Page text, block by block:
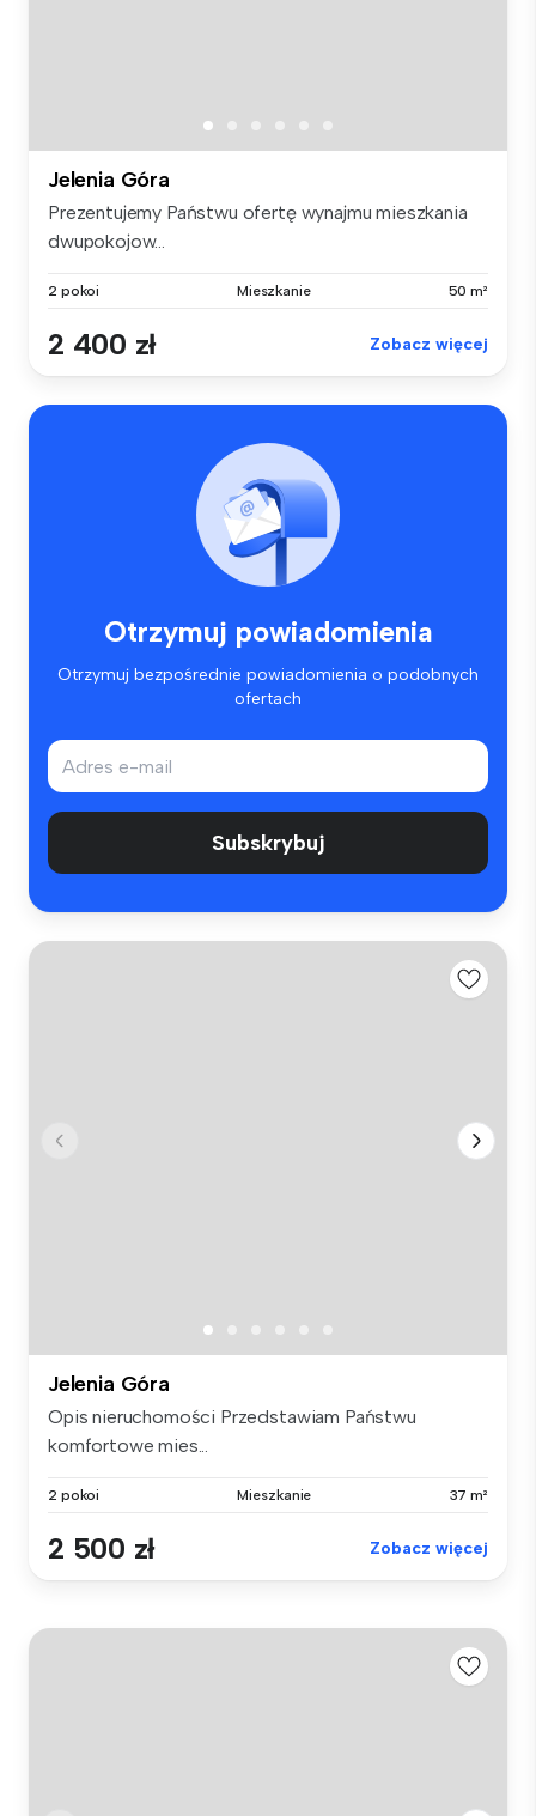
Jelenia Góra
Prezentujemy Państwu ofertę wynajmu mieszkania
dwupokojow...
2 pokoi Mieszkanie 50 m²
2 400 zł Zobacz więcej
Otrzymuj powiadomienia
Otrzymuj bezpośrednie powiadomienia o podobnych
ofertach
Subskrybuj
Jelenia Góra
Opis nieruchomości Przedstawiam Państwu
komfortowe mies...
2 pokoi Mieszkanie 37 m²
2 500 zł Zobacz więcej